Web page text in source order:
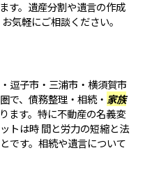
す。遺産分割や遺言の作成
気軽にご相談ください。
逗子市・三浦市・横須賀市
で、債務整理・相続・ 家族
ます。特に不動産の名義変
トは時 間と労力の短縮と法
です。相続や遺言について